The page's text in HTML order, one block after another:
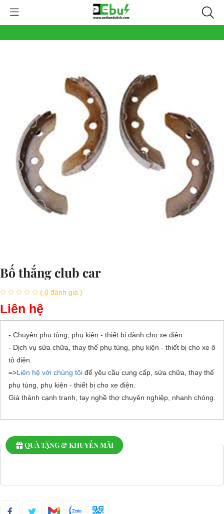
Bố thắng club car
( 0 đánh giá )
Liên hệ
- Chuyên phụ tùng, phụ kiện - thiết bị dành cho xe điện.
- Dịch vụ sửa chữa, thay thế phụ tùng, phụ kiện - thiết bị cho xe ô
tô điện.
=>Liên hệ với chúng tôi để yêu cầu cung cấp, sửa chữa, thay thế
phụ tùng, phụ kiện - thiết bị cho xe điện.
Giá thành cạnh tranh, tay nghề thợ chuyên nghiệp, nhanh chóng.
QUÀ TẶNG & KHUYẾN MÃI